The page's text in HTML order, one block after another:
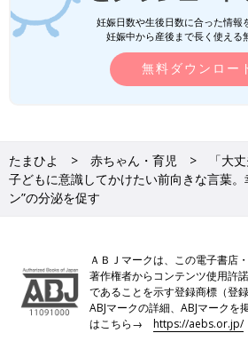
妊娠日数や生後日数に合った情報
妊娠中から産後まで長く使える
無料ダウンロー
たまひよ 赤ちゃん・育児
「大
子どもに意識してかけたい前向きな言葉
ン”の分泌を促す
ＡＢＪマークは、この電子書店
著作権者からコンテンツ使用許
であることを示す登録商標（登
ABJマークの詳細、ABJマーク
はこちら→https://aebs.or.jp/